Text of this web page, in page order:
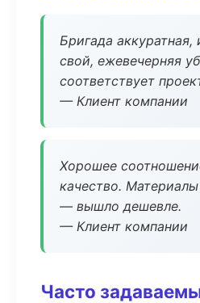
Бригада аккуратная,
свой, ежевечерняя
соответствует
— Клиент компании
Хорошее
качество.
— вышло дешевле.
— Клиент компании
Часто